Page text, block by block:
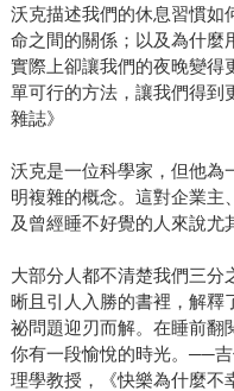
沃克描述我們的休息習慣如
命之間的關係；以及為什麼
實際上卻讓我們的夜晚變得
單可行的方法，讓我們得
雜誌》
沃克是一位科學家，但他為
明複雜的概念。這對企業主
及曾經睡不好覺的人來說尤
大部分人都不清楚我們三分
晰且引人入勝的書裡，解釋
祕問題迎刃而解。在睡前翻
你有一段愉悅的時光。──
理學教授，《快樂為什麼不